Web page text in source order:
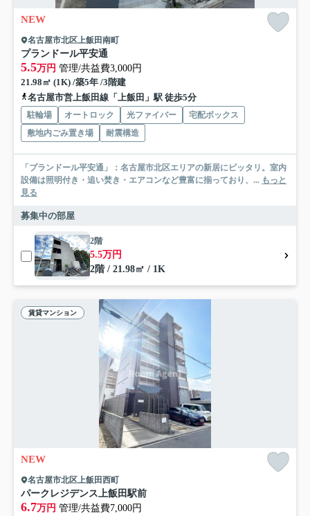
NEW
名古屋市北区上飯田南町
プランドール平安通
5.5万円 管理/共益費3,000円
21.98㎡ (1K) /築5年 /3階建
名古屋市営上飯田線「上飯田」駅 徒歩5分
駐輪場 オートロック 光ファイバー
宅配ボックス
敷地内ごみ置き場
耐震構造
「プランドール平安通」：名古屋市北区エリアの新居にピッタリ。室内
設備は照明付き・追い焚き・エアコンなど豊富に揃っており、... もっと
見る
募集中の部屋
2階
5.5万円
2階 / 21.98㎡ / 1K
賃貸マンション
NEW
名古屋市北区上飯田西町
パークレジデンス上飯田駅前
6.7万円 管理/共益費7,000円